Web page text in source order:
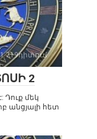
719դիտում
2
Դուք մեկ
անցյալի հետ